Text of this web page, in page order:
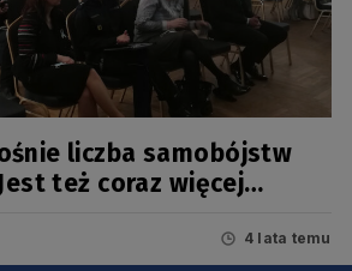
liczba samobójstw
też coraz więcej
4 lata temu